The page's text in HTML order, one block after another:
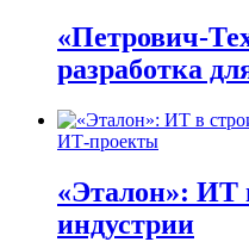
«Петрович-
разработка
ИТ-проекты
«Эталон»: ИТ
индустрии